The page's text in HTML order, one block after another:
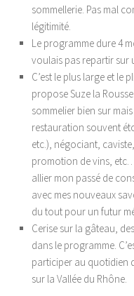
sommellerie. Pas mal
légitimité.
Le programme dure 4
voulais pas repartir sur
C’est le plus large et le
propose Suze la
sommelier bien sur
restauration souvent
etc.), négociant,
promotion de vins,
allier mon passé de
avec mes nouveaux
du tout pour un futur
Cerise sur la gâteau,
dans le programme.
participer au quotidien
sur la Vallée du Rhône.